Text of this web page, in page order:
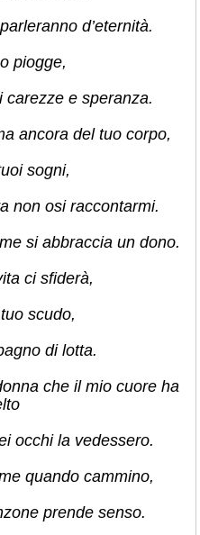
d’eternità.
piogge,
e speranza.
ancora del tuo corpo,
sogni,
non osi raccontarmi.
si abbraccia un dono.
ci sfiderà,
scudo,
di lotta.
che il mio cuore ha
occhi la vedessero.
quando cammino,
prende senso.